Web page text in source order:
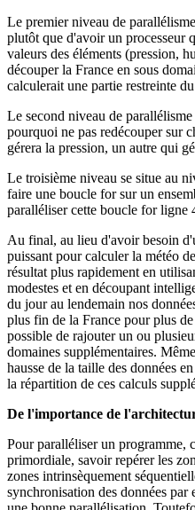
Le premier niveau de
plutôt que d'avoir un processeur
valeurs des éléments (pression,
découper la France en sous
calculerait une partie restreinte
Le second niveau de
pourquoi ne pas redécouper sur
gérera la pression, un autre qui
Le troisième niveau se situe au
faire une boucle for sur un
paralléliser cette boucle for ligne
Au final, au lieu d'avoir besoin
puissant pour calculer la météo
résultat plus rapidement en
modestes et en découpant
du jour au lendemain nos
plus fin de la France pour plus
possible de rajouter un ou
domaines supplémentaires.
hausse de la taille des données
la répartition de ces calculs
De l'importance de
Pour paralléliser un programme,
primordiale, savoir repérer les
zones intrinsèquement
synchronisation des données par